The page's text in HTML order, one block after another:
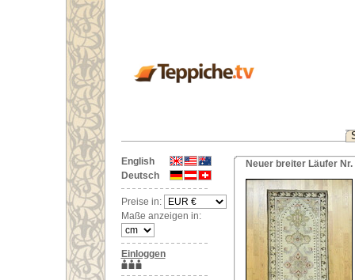
English
Deutsch
Preise in:
Maße anzeigen in:
Einloggen
Neuer breiter Läufer